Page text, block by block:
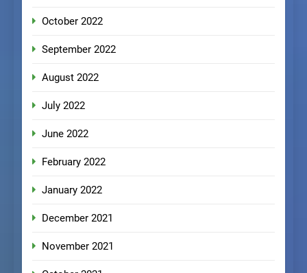
October 2022
September 2022
August 2022
July 2022
June 2022
February 2022
January 2022
December 2021
November 2021